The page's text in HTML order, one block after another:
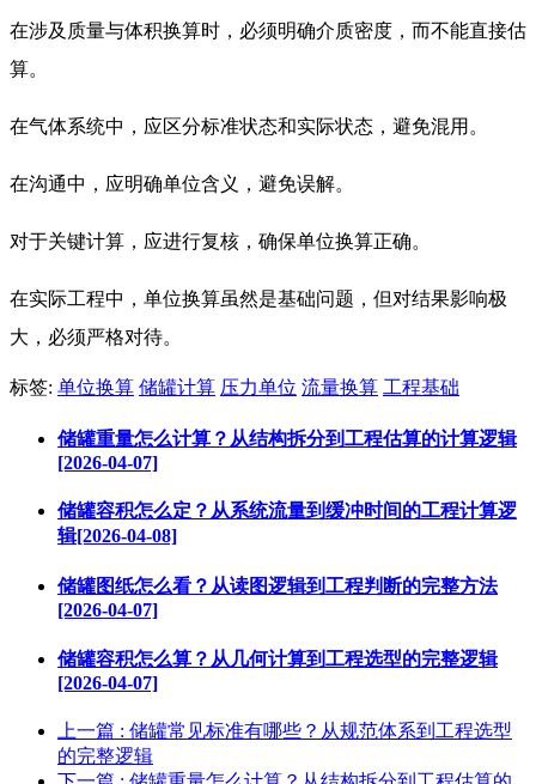
在涉及质量与体积换算时，必须明确介质密度，而不能直接估
算。
在气体系统中，应区分标准状态和实际状态，避免混用。
在沟通中，应明确单位含义，避免误解。
对于关键计算，应进行复核，确保单位换算正确。
在实际工程中，单位换算虽然是基础问题，但对结果影响极
大，必须严格对待。
标签: 单位换算 储罐计算 压力单位 流量换算 工程基础
储罐重量怎么计算？从结构拆分到工程估算的计算逻辑
[2026-04-07]
储罐容积怎么定？从系统流量到缓冲时间的工程计算逻
辑[2026-04-08]
储罐图纸怎么看？从读图逻辑到工程判断的完整方法
[2026-04-07]
储罐容积怎么算？从几何计算到工程选型的完整逻辑
[2026-04-07]
上一篇 : 储罐常见标准有哪些？从规范体系到工程选型
的完整逻辑